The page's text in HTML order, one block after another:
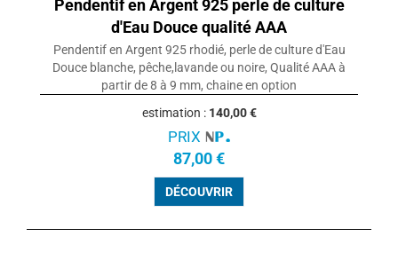
Pendentif en Argent 925 perle de culture
d'Eau Douce qualité AAA
Pendentif en Argent 925 rhodié, perle de culture d'Eau
Douce blanche, pêche,lavande ou noire, Qualité AAA à
partir de 8 à 9 mm, chaine en option
estimation : 140,00 €
PRIX
87,00 €
DÉCOUVRIR